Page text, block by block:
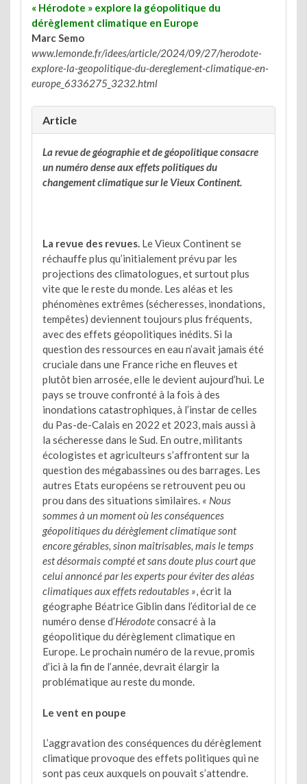
« Hérodote » explore la géopolitique du
dérèglement climatique en Europe
Marc Semo
www.lemonde.fr/idees/article/2024/09/27/herodote-
explore-la-geopolitique-du-dereglement-climatique-en-
europe_6336275_3232.html
Article
La revue de géographie et de géopolitique consacre
un numéro dense aux effets politiques du
changement climatique sur le Vieux Continent.
La revue des revues. Le Vieux Continent se
réchauffe plus qu’initialement prévu par les
projections des climatologues, et surtout plus
vite que le reste du monde. Les aléas et les
phénomènes extrêmes (sécheresses, inondations,
tempêtes) deviennent toujours plus fréquents,
avec des effets géopolitiques inédits. Si la
question des ressources en eau n’avait jamais été
cruciale dans une France riche en fleuves et
plutôt bien arrosée, elle le devient aujourd’hui. Le
pays se trouve confronté à la fois à des
inondations catastrophiques, à l’instar de celles
du Pas-de-Calais en 2022 et 2023, mais aussi à
la sécheresse dans le Sud. En outre, militants
écologistes et agriculteurs s’affrontent sur la
question des mégabassines ou des barrages. Les
autres Etats européens se retrouvent peu ou
prou dans des situations similaires. « Nous
sommes à un moment où les conséquences
géopolitiques du dérèglement climatique sont
encore gérables, sinon maîtrisables, mais le temps
est désormais compté et sans doute plus court que
celui annoncé par les experts pour éviter des aléas
climatiques aux effets redoutables », écrit la
géographe Béatrice Giblin dans l’éditorial de ce
numéro dense d’Hérodoteconsacré à la
géopolitique du dérèglement climatique en
Europe. Le prochain numéro de la revue, promis
d’ici à la fin de l’année, devrait élargir la
problématique au reste du monde.
Le vent en poupe
L’aggravation des conséquences du dérèglement
climatique provoque des effets politiques qui ne
sont pas ceux auxquels on pouvait s’attendre.